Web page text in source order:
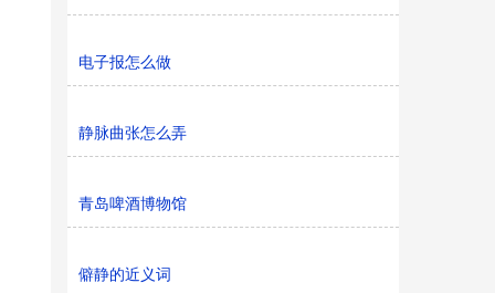
电子报怎么做
静脉曲张怎么弄
青岛啤酒博物馆
僻静的近义词